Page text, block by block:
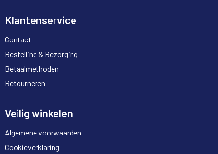
Klantenservice
Contact
Bestelling & Bezorging
Betaalmethoden
Retourneren
Veilig winkelen
Algemene voorwaarden
Cookieverklaring